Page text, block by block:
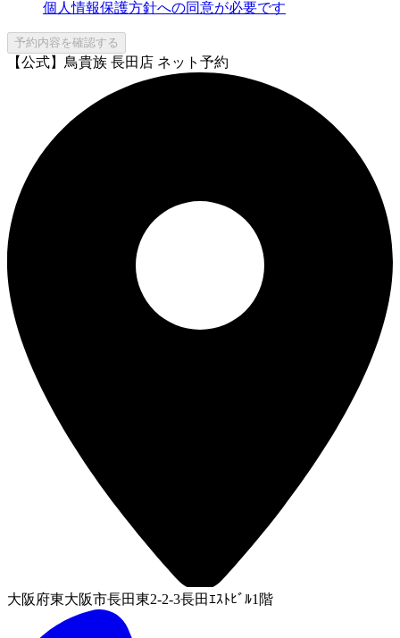
個人情報保護方針への同意が必要です
予約内容を確認する
【公式】鳥貴族 長田店 ネット予約
大阪府東大阪市長田東2-2-3長田ｴｽﾄﾋﾞﾙ1階